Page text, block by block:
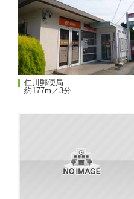
仁川郵便局
約177m／3分